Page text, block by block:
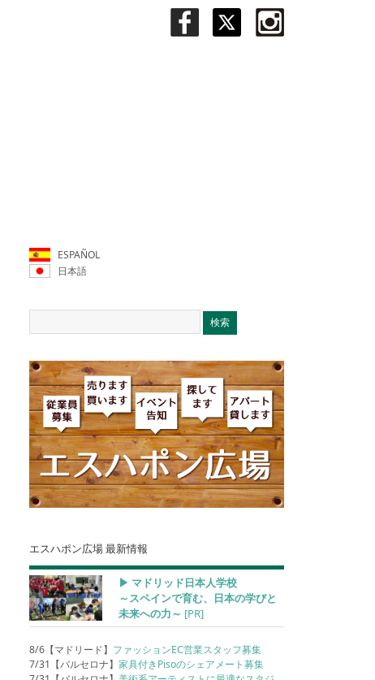
ESPAÑOL
日本語
エスハポン広場 最新情報
▶︎ マドリッド日本人学校
～スペインで育む、日本の学びと
未来への力～ [PR]
8/6【マドリード】 ファッションEC営業スタッフ募集
7/31【バルセロナ】家具付きPisoのシェアメート募集